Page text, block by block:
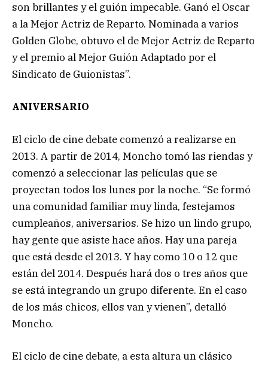
son brillantes y el guión impecable. Ganó el Oscar
a la Mejor Actriz de Reparto. Nominada a varios
Golden Globe, obtuvo el de Mejor Actriz de Reparto
y el premio al Mejor Guión Adaptado por el
Sindicato de Guionistas”.
ANIVERSARIO
El ciclo de cine debate comenzó a realizarse en
2013. A partir de 2014, Moncho tomó las riendas y
comenzó a seleccionar las películas que se
proyectan todos los lunes por la noche. “Se formó
una comunidad familiar muy linda, festejamos
cumpleaños, aniversarios. Se hizo un lindo grupo,
hay gente que asiste hace años. Hay una pareja
que está desde el 2013. Y hay como 10 o 12 que
están del 2014. Después hará dos o tres años que
se está integrando un grupo diferente. En el caso
de los más chicos, ellos van y vienen”, detalló
Moncho.
El ciclo de cine debate, a esta altura un clásico